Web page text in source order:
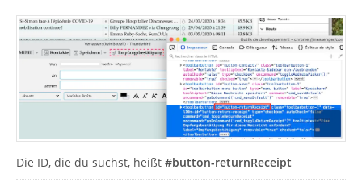
Die ID, die du suchst, heißt #button-returnReceipt